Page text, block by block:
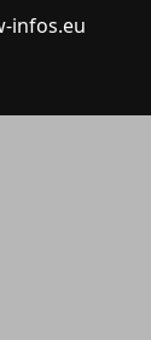
infos.eu